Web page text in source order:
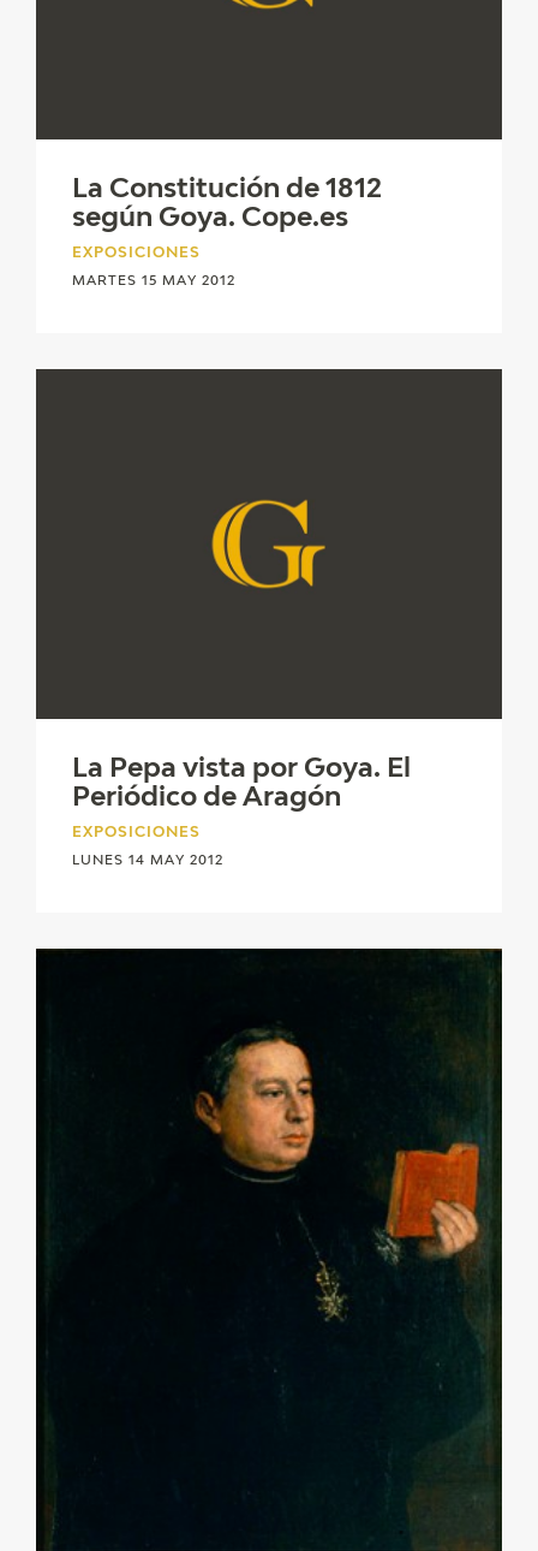
La Constitución de 1812
según Goya. Cope.es
EXPOSICIONES
MARTES 15 MAY 2012
La Pepa vista por Goya. El
Periódico de Aragón
EXPOSICIONES
LUNES 14 MAY 2012